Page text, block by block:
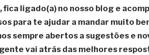
fica ligado(a) no nosso blog e
para te ajudar a mandar muito
sempre abertos a sugestões e
vai atrás das melhores